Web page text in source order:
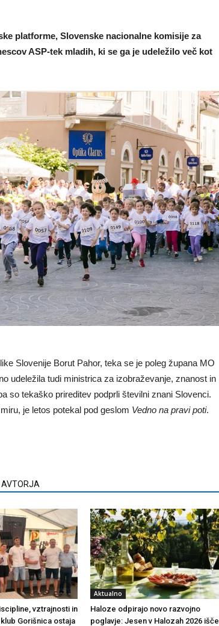
platforme, Slovenske nacionalne komisije za
ASP-tek mladih, ki se ga je udeležilo več kot
Slovenije Borut Pahor, teka se je poleg župana MO
udeležila tudi ministrica za izobraževanje, znanost in
so tekaško prireditev podprli številni znani Slovenci.
je letos potekal pod geslom Vedno na pravi poti.
AVTORJA
vztrajnosti in
Gorišnica ostaja
Aktualno
Haloze odpirajo novo razvojno
poglavje: Jesen v Halozah 2026 išče